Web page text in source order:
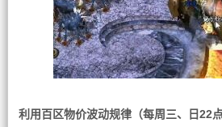
利用百区物价波动规律（每周三、日22